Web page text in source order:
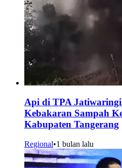
Api di TPA
Kebakaran Sampah
Kabupaten Tangerang
Regional•1 bulan lalu